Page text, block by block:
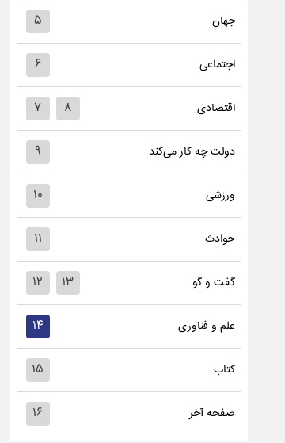
جهان ۵
اجتماعی ۶
اقتصادی ۷ ۸
دولت چه کار می‌کند ۹
ورزشی ۱۰
حوادث ۱۱
گفت و گو ۱۲ ۱۳
علم و فناوری ۱۴
کتاب ۱۵
صفحه آخر ۱۶